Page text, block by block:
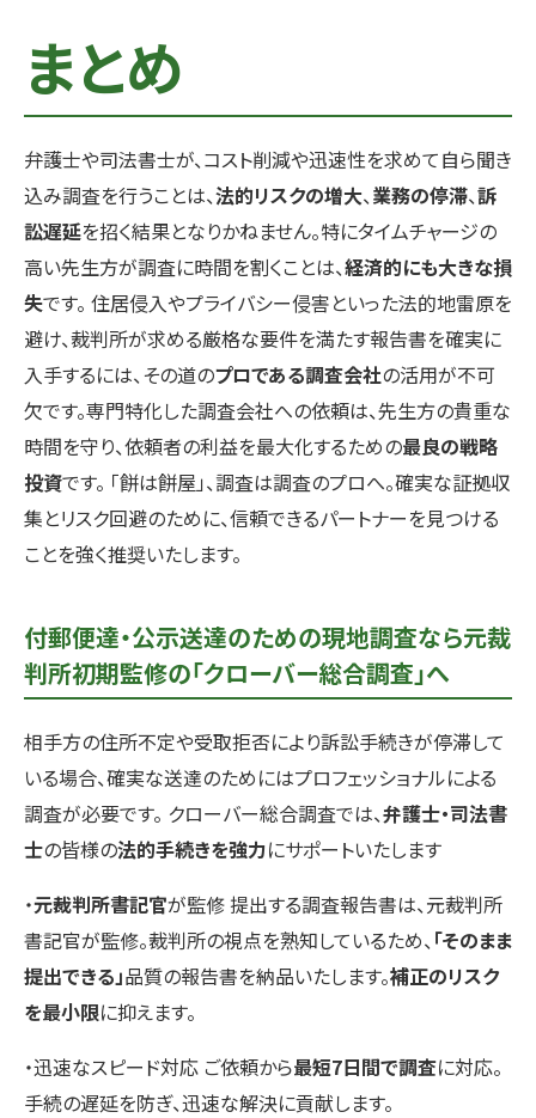
まとめ
弁護士や司法書士が、コスト削減や迅速性を求めて自ら聞き
込み調査を行うことは、法的リスクの増大、業務の停滞、訴
訟遅延を招く結果となりかねません。特にタイムチャージの
高い先生方が調査に時間を割くことは、経済的にも大きな損
失です。 住居侵入やプライバシー侵害といった法的地雷原を
避け、裁判所が求める厳格な要件を満たす報告書を確実に
入手するには、その道のプロである調査会社の活用が不可
欠です。専門特化した調査会社への依頼は、先生方の貴重な
時間を守り、依頼者の利益を最大化するための最良の戦略
投資です。 「餅は餅屋」、調査は調査のプロへ。確実な証拠収
集とリスク回避のために、信頼できるパートナーを見つける
ことを強く推奨いたします。
付郵便達・公示送達のための現地調査なら元裁
判所初期監修の「クローバー総合調査」へ
相手方の住所不定や受取拒否により訴訟手続きが停滞して
いる場合、確実な送達のためにはプロフェッショナルによる
調査が必要です。 クローバー総合調査では、弁護士・司法書
士の皆様の法的手続きを強力にサポートいたします
・元裁判所書記官が監修 提出する調査報告書は、元裁判所
書記官が監修。裁判所の視点を熟知しているため、「そのまま
提出できる」品質の報告書を納品いたします。補正のリスク
を最小限に抑えます。
・迅速なスピード対応 ご依頼から最短7日間で調査に対応。
手続の遅延を防ぎ、迅速な解決に貢献します。